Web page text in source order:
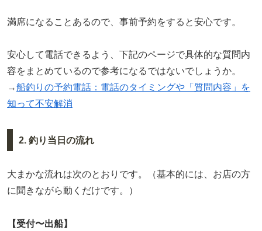
満席になることあるので、事前予約をすると安心です。
安心して電話できるよう、下記のページで具体的な質問内
容をまとめているので参考になるではないでしょうか。
→船釣りの予約電話：電話のタイミングや「質問内容」を
知って不安解消
2. 釣り当日の流れ
大まかな流れは次のとおりです。（基本的には、お店の方
に聞きながら動くだけです。）
【受付〜出船】